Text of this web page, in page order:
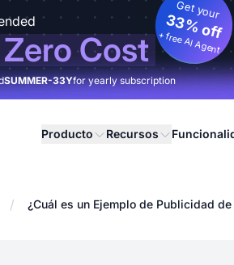
Zero Cost
Get your
33% off
+ free AI Agent
SUMMER-33Yfor yearly subscription
Producto Recursos
/ ¿Cuál es un Ejemplo de Publicidad